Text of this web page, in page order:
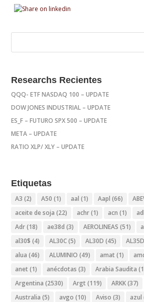
Researchs Recientes
QQQ- ETF NASDAQ 100 – UPDATE
DOW JONES INDUSTRIAL – UPDATE
ES_F – FUTURO SPX 500 – UPDATE
META – UPDATE
RATIO XLP/ XLY – UPDATE
Etiquetas
A3 (2) A50 (1) aal (1) Aapl (66)
aceite de soja (22) achr(1) acn (1)
Adr(18) ae38d (3) AEROLINEAS (51)
al30$ (4) AL30C(5) AL30D (45) AL35D
alua (46) ALUMINIO (49) amat (1)
anet (1) anécdotas (3) Arabia Saudita
Argentina (2530) Argt (119) ARKK(37)
Australia (5) avgo (10) Aviso (3) azul